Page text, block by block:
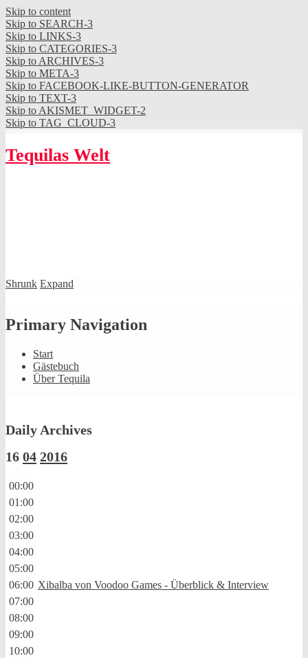
Skip to content
Skip to SEARCH-3
Skip to LINKS-3
Skip to CATEGORIES-3
Skip to ARCHIVES-3
Skip to META-3
Skip to FACEBOOK-LIKE-BUTTON-GENERATOR
Skip to TEXT-3
Skip to AKISMET_WIDGET-2
Skip to TAG_CLOUD-3
Tequilas Welt
Shrunk Expand
Primary Navigation
Start
Gästebuch
Über Tequila
Daily Archives
16 04 2016
00:00
01:00
02:00
03:00
04:00
05:00
06:00 Xibalba von Voodoo Games - Überblick & Interview
07:00
08:00
09:00
10:00